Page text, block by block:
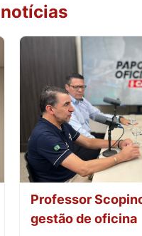
Professor
gestão de oficina